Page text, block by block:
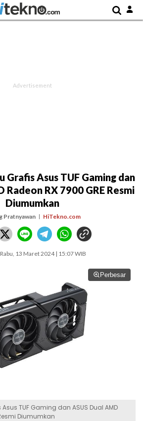
Grafis Asus TUF Gaming dan
Radeon RX 7900 GRE Resmi
Diumumkan
Pratnyawan HiTekno.com
13 Maret 2024 | 15:07 WIB
Perbesar
TUF Gaming dan ASUS Dual AMD
Diumumkan